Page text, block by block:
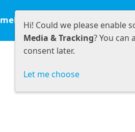
Samenwerken
Hi! Could we please enable
Media & Tracking? You
consent later.
Let me choose